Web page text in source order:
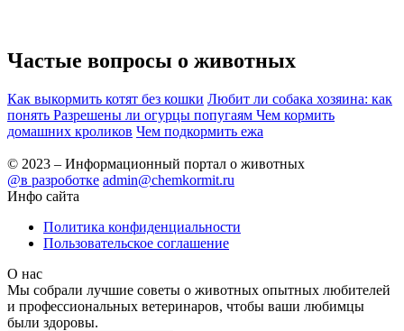
Частые вопросы о животных
Как выкормить котят без кошки Любит ли собака хозяина: как
понять Разрешены ли огурцы попугаям Чем кормить
домашних кроликов Чем подкормить ежа
© 2023 – Информационный портал о животных
@в разроботке admin@chemkormit.ru
Инфо сайта
Политика конфиденциальности
Пользовательское соглашение
О нас
Мы собрали лучшие советы о животных опытных любителей
и профессиональных ветеринаров, чтобы ваши любимцы
были здоровы.